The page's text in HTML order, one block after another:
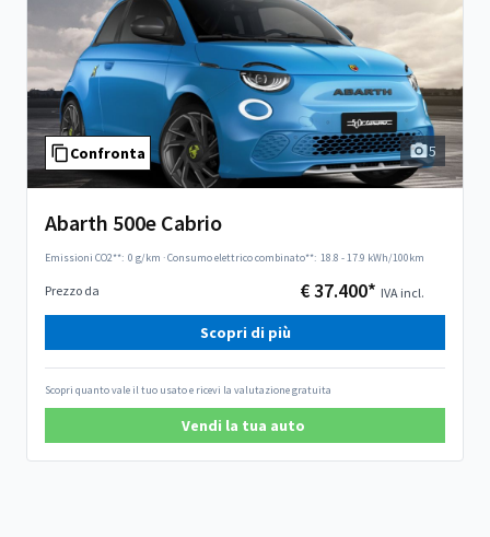
Confronta 5
Abarth 500e Cabrio
Emissioni CO2**: 0 g/km ·Consumo elettrico combinato**: 18.8 - 17.9 kWh/100km
Prezzo da € 37.400* IVA incl.
Scopri di più
Scopri quanto vale il tuo usato e ricevi la valutazione gratuita
Vendi la tua auto